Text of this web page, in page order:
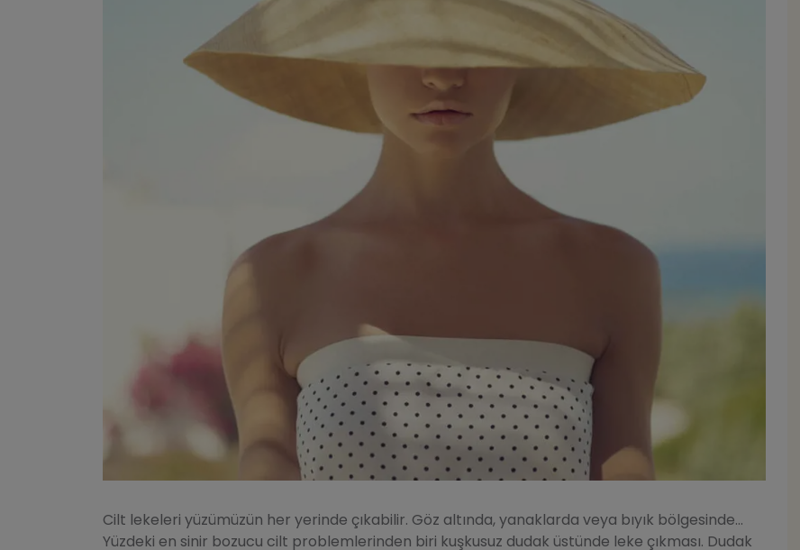
Cilt lekeleri yüzümüzün her yerinde çıkabilir. Göz altında, yanaklarda veya bıyık bölgesinde...
Yüzdeki en sinir bozucu cilt problemlerinden biri kuşkusuz dudak üstünde leke çıkması. Dudak